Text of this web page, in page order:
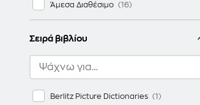
Άμεσα Διαθέσιμο
Σειρά βιβλίου
Berlitz Picture Dictionaries